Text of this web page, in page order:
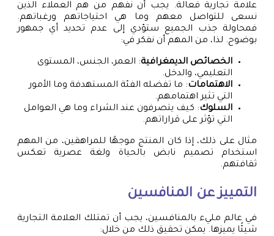
علامة تجارية فعالة. يجب أن نفهم من هم العملاء الذين
نسعى للتواصل معهم وما هي احتياجاتهم ورغباتهم.
فمحاولة جذب الجميع ستؤدي إلى عدم تحديد أي جمهور
بوضوح. لذا، من المهم أن نفكر في:
الخصائص الديمغرافية: العمر، الجنس، المستوى
التعليمي، والدخل.
الاهتمامات: ما تفضله الفئة المستهدفة وما الأمور
التي تثير اهتمامهم.
السلوك: كيف يتصرفون عند الشراء وما هي العوامل
التي تؤثر على قراراتهم.
مثال على ذلك، إذا كان المنتج موجهًا للمراهقين، من المهم
استخدام تصميم نابض بالحياة ولغة عصرية تعكس
ثقافتهم.
التمييز عن المنافسين
في عالم مليء بالمنافسين، يجب أن تمتلك العلامة التجارية
شيئًا يميزها. يمكن تحقيق ذلك من خلال: